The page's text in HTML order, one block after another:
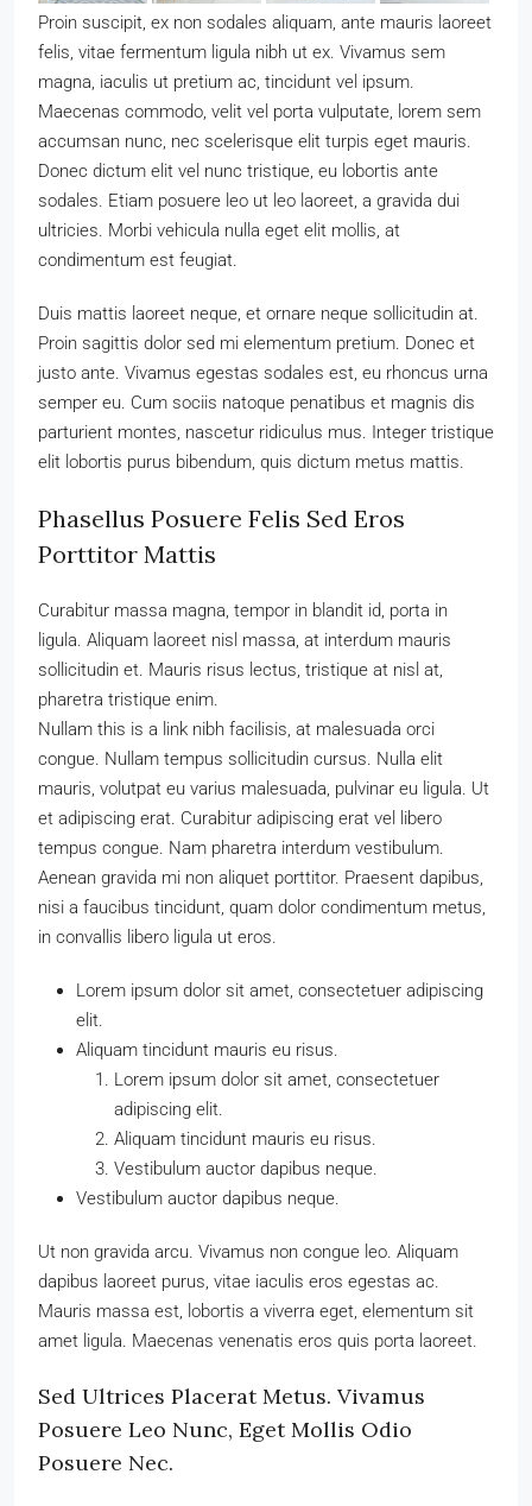
Proin suscipit, ex non sodales aliquam, ante mauris laoreet
felis, vitae fermentum ligula nibh ut ex. Vivamus sem
magna, iaculis ut pretium ac, tincidunt vel ipsum.
Maecenas commodo, velit vel porta vulputate, lorem sem
accumsan nunc, nec scelerisque elit turpis eget mauris.
Donec dictum elit vel nunc tristique, eu lobortis ante
sodales. Etiam posuere leo ut leo laoreet, a gravida dui
ultricies. Morbi vehicula nulla eget elit mollis, at
condimentum est feugiat.
Duis mattis laoreet neque, et ornare neque sollicitudin at.
Proin sagittis dolor sed mi elementum pretium. Donec et
justo ante. Vivamus egestas sodales est, eu rhoncus urna
semper eu. Cum sociis natoque penatibus et magnis dis
parturient montes, nascetur ridiculus mus. Integer tristique
elit lobortis purus bibendum, quis dictum metus mattis.
Phasellus Posuere Felis Sed Eros
Porttitor Mattis
Curabitur massa magna, tempor in blandit id, porta in
ligula. Aliquam laoreet nisl massa, at interdum mauris
sollicitudin et. Mauris risus lectus, tristique at nisl at,
pharetra tristique enim.
Nullam this is a link nibh facilisis, at malesuada orci
congue. Nullam tempus sollicitudin cursus. Nulla elit
mauris, volutpat eu varius malesuada, pulvinar eu ligula. Ut
et adipiscing erat. Curabitur adipiscing erat vel libero
tempus congue. Nam pharetra interdum vestibulum.
Aenean gravida mi non aliquet porttitor. Praesent dapibus,
nisi a faucibus tincidunt, quam dolor condimentum metus,
in convallis libero ligula ut eros.
Lorem ipsum dolor sit amet, consectetuer adipiscing
elit.
Aliquam tincidunt mauris eu risus.
Lorem ipsum dolor sit amet, consectetuer
adipiscing elit.
Aliquam tincidunt mauris eu risus.
Vestibulum auctor dapibus neque.
Vestibulum auctor dapibus neque.
Ut non gravida arcu. Vivamus non congue leo. Aliquam
dapibus laoreet purus, vitae iaculis eros egestas ac.
Mauris massa est, lobortis a viverra eget, elementum sit
amet ligula. Maecenas venenatis eros quis porta laoreet.
Sed Ultrices Placerat Metus. Vivamus
Posuere Leo Nunc, Eget Mollis Odio
Posuere Nec.